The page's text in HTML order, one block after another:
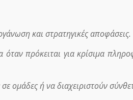
και στρατηγικές αποφάσεις.
όταν πρόκειται για κρίσιμα
ομάδες ή να διαχειριστούν